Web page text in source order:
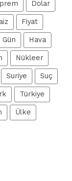
Dolar
Fiyat
Gün Hava
Nükleer
Suriye Suç
Türkiye
Ülke